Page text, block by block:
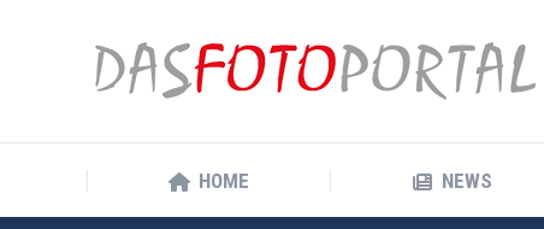
HOME NEWS
HOME NEWS